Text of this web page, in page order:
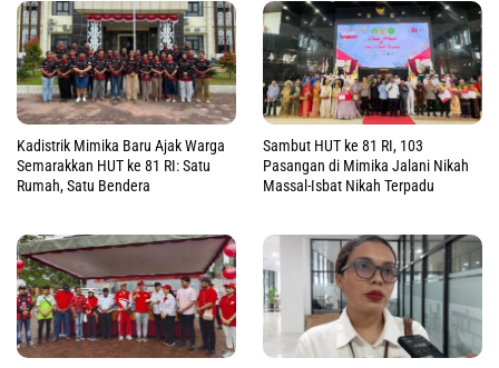
Kadistrik Mimika Baru Ajak Warga
Semarakkan HUT ke 81 RI: Satu
Rumah, Satu Bendera
Sambut HUT ke 81 RI, 103
Pasangan di Mimika Jalani Nikah
Massal-Isbat Nikah Terpadu